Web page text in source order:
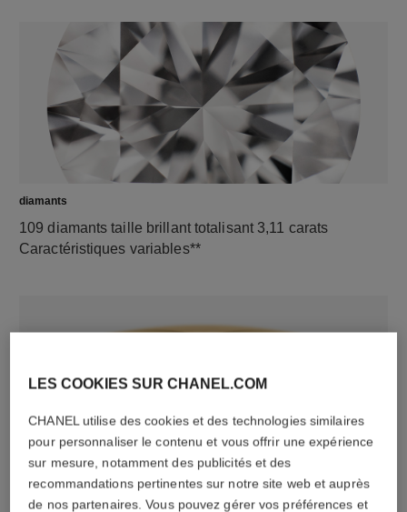
diamants
109 diamants taille brillant totalisant 3,11 carats
Caractéristiques variables**
Or jaune 18 carats
LES COOKIES SUR CHANEL.COM
CHANEL utilise des cookies et des technologies similaires
pour personnaliser le contenu et vous offrir une expérience
sur mesure, notamment des publicités et des
recommandations pertinentes sur notre site web et auprès
de nos partenaires. Vous pouvez gérer vos préférences et